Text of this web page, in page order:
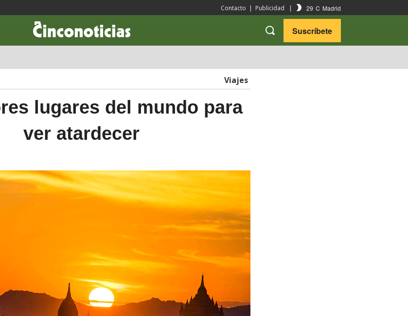
Contacto | Publicidad | 29 C Madrid
Suscríbete
Viajes
lugares del mundo para
ver atardecer